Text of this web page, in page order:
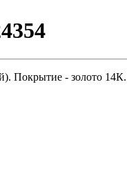
Покрытие - золото